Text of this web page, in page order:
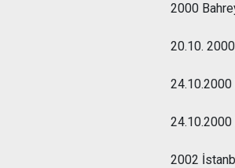
2000
20.10.
2002